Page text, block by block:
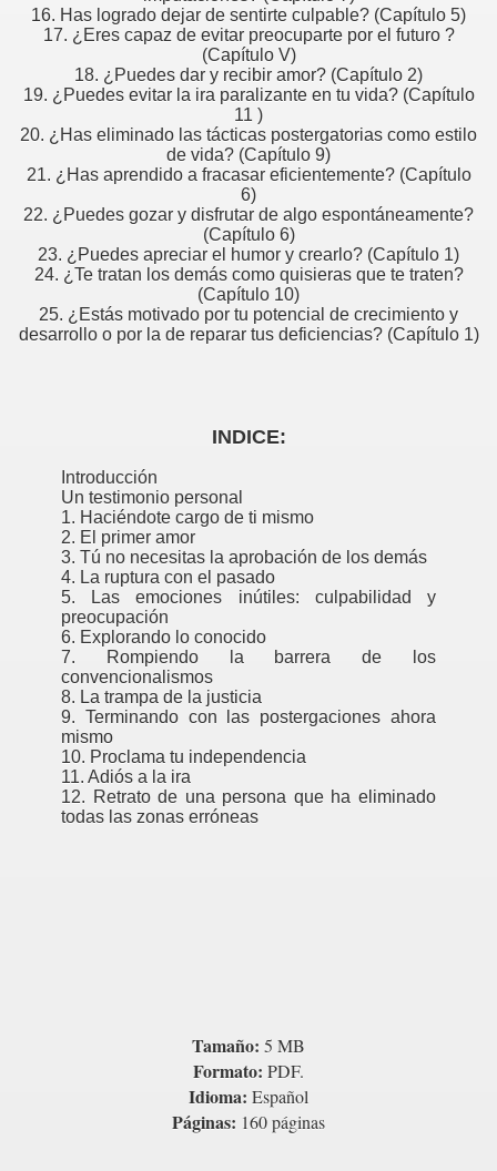
16. Has logrado dejar de sentirte culpable? (Capítulo 5)
17. ¿Eres capaz de evitar preocuparte por el futuro ?
(Capítulo V)
18. ¿Puedes dar y recibir amor? (Capítulo 2)
19. ¿Puedes evitar la ira paralizante en tu vida? (Capítulo
11 )
20. ¿Has eliminado las tácticas postergatorias como estilo
de vida? (Capítulo 9)
21. ¿Has aprendido a fracasar eficientemente? (Capítulo
6)
22. ¿Puedes gozar y disfrutar de algo espontáneamente?
(Capítulo 6)
23. ¿Puedes apreciar el humor y crearlo? (Capítulo 1)
24. ¿Te tratan los demás como quisieras que te traten?
(Capítulo 10)
25. ¿Estás motivado por tu potencial de crecimiento y
desarrollo o por la de reparar tus deficiencias? (Capítulo 1)
INDICE:
Introducción
Un testimonio personal
1. Haciéndote cargo de ti mismo
2. El primer amor
3. Tú no necesitas la aprobación de los demás
4. La ruptura con el pasado
5. Las emociones inútiles: culpabilidad y
preocupación
6. Explorando lo conocido
7. Rompiendo la barrera de los
convencionalismos
8. La trampa de la justicia
9. Terminando con las postergaciones ahora
mismo
10. Proclama tu independencia
11. Adiós a la ira
12. Retrato de una persona que ha eliminado
todas las zonas erróneas
Tamaño: 5 MB
Formato: PDF.
Idioma: Español
Páginas: 160 páginas
James Allen